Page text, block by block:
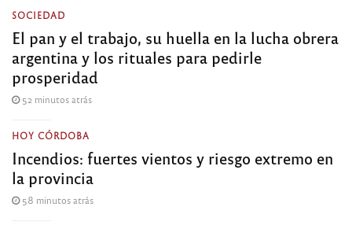
SOCIEDAD
El pan y el trabajo, su huella en la lucha obrera
argentina y los rituales para pedirle
prosperidad
52 minutos atrás
HOY CÓRDOBA
Incendios: fuertes vientos y riesgo extremo en
la provincia
58 minutos atrás